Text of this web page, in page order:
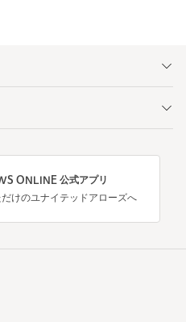
ONLINE 公式アプリ
けのユナイテッドアローズへ